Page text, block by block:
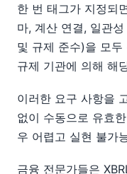
한 번 태그가 지정되
마, 계산 연결, 일관
및 규제 준수)을 모두
규제 기관에 의해 해
이러한 요구 사항을
없이 수동으로 유효
우 어렵고 실현 불가
금융 전문가들은